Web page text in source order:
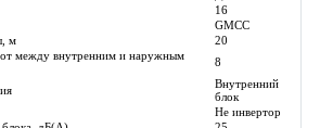
16
GMCC
м
20
между внутренним и наружным
8
Внутренний
блок
Не инвертор